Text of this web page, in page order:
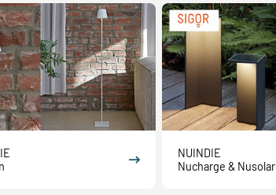
NUINDIE
Nucharge & Nusolar